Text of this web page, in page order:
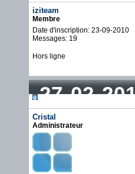
iziteam
Membre
Date d'inscription: 23-09-2010
Messages: 19
Hors ligne
27-02-
Cristal
Administrateur